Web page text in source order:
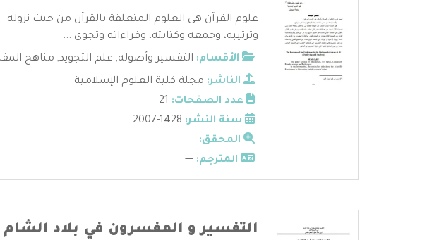
علوم القرآن هي العلوم المتعلقة بالقرآن من حيث نزوله
وترتيبه، وجمعه وكتابته، وقراءاته وتجوي ...
الأقسام: التفسير وأصوله, علم التجويد, مناهج
الناشر: مجلة كلية العلوم الإسلامية
عدد الصفحات:
سنة النشر:
المحقق: ---
المترجم: ---
التفسير و المفسرون في بلاد